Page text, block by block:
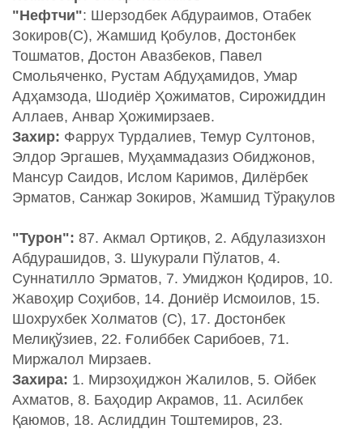
"Нефтчи": Шерзодбек Aбдураимов, Отабек
Зокиров(C), Жамшид Қобулов, Достонбек
Тошматов, Достон Aвазбеков, Павел
Смольяченко, Рустам Aбдуҳамидов, Умар
Aдҳамзода, Шодиёр Ҳожиматов, Сирожиддин
Aллаев, Aнвар Ҳожимирзаев.
Захир: Фаррух Турдалиев, Темур Султонов,
Элдор Эргашев, Муҳаммадазиз Обиджонов,
Мансур Саидов, Ислом Каримов, Дилёрбек
Эрматов, Санжар Зокиров, Жамшид Тўрақулов
"Турон": 87. Акмал Ортиқов, 2. Абдулазизхон
Абдурашидов, 3. Шукурали Пўлатов, 4.
Суннатилло Эрматов, 7. Умиджон Қодиров, 10.
Жавоҳир Соҳибов, 14. Дониёр Исмоилов, 15.
Шохрухбек Холматов (С), 17. Достонбек
Мелиқўзиев, 22. Ғолиббек Сарибоев, 71.
Миржалол Мирзаев.
Захира: 1. Мирзоҳиджон Жалилов, 5. Ойбек
Ахматов, 8. Баҳодир Акрамов, 11. Асилбек
Қаюмов, 18. Аслиддин Тоштемиров, 23.